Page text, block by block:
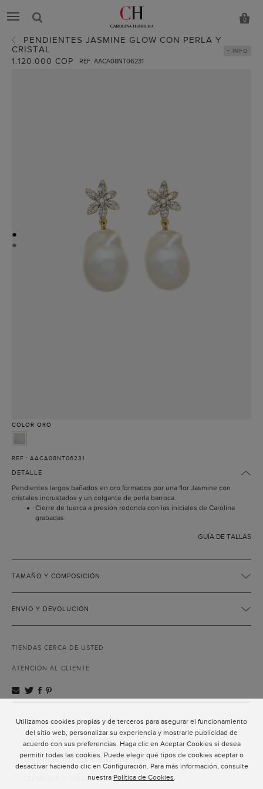
Utilizamos cookies propias y de terceros para asegurar el funcionamiento
del sitio web, personalizar su experiencia y mostrarle publicidad de
acuerdo con sus preferencias. Haga clic en Aceptar Cookies si desea
permitir todas las cookies. Puede elegir qué tipos de cookies aceptar o
desactivar haciendo clic en Configuración. Para más información, consulte
nuestra Política de Cookies.
0
PENDIENTES JASMINE GLOW CON PERLA Y
CRISTAL
1.120.000 COP REF. AACA08NT06231
+ INFO
●
●
COLOR ORO
REF.: AACA08NT06231
DETALLE
Pendientes largos bañados en oro formados por una flor Jasmine con
cristales incrustados y un colgante de perla barroca.
Cierre de tuerca a presión redonda con las iniciales de Carolina
grabadas.
GUÍA DE TALLAS
TAMAÑO Y COMPOSICIÓN
ENVÍO Y DEVOLUCIÓN
TIENDAS CERCA DE USTED
ATENCIÓN AL CLIENTE
ATENCIÓN AL CLIENTE
POLÍTICA DE PRIVACIDAD
TÉRMINOS Y CONDICIONES DE USO
TÉRMINOS Y CONDICIONES DE VENTA